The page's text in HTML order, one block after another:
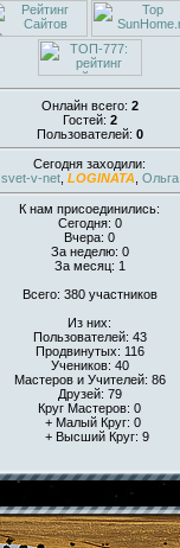
Онлайн всего: 2
Гостей: 2
Пользователей: 0
Сегодня заходили:
svet-v-net, LOGINATA Ольга
К нам присоединились:
Сегодня: 0
Вчера: 0
За неделю: 0
За месяц: 1
Всего: 380 участников
Из них:
Пользователей: 43
Продвинутых: 116
Учеников: 40
Мастеров и Учителей: 86
Друзей: 79
Круг Мастеров: 0
+ Малый Круг: 0
+ Высший Круг: 9